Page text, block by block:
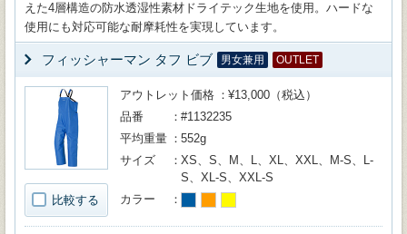
えた4層構造の防水透湿性素材ドライテック生地を使用。ハードな
使用にも対応可能な耐摩耗性を実現しています。
フィッシャーマン タフ ビブ 男女兼用 OUTLET
比較する
アウトレット価格
¥13,000（税込）
品番
#1132235
平均重量
552g
サイズ
XS、S、M、L、XL、XXL、M-S、L-
S、XL-S、XXL-S
カラー